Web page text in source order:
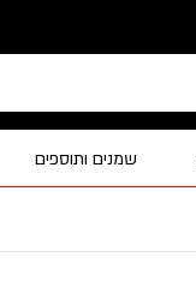
שמנים ותוספים